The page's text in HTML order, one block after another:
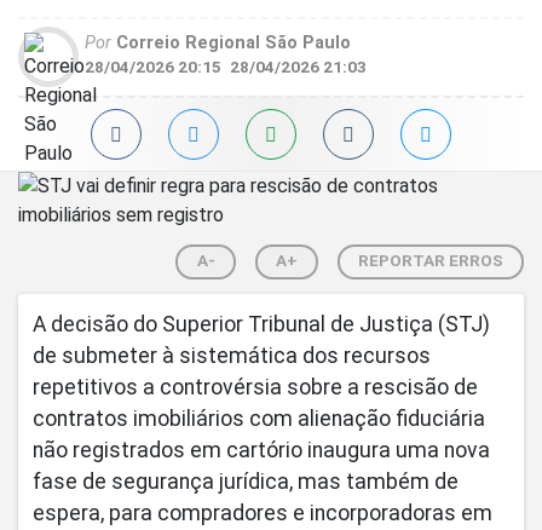
Por Correio Regional São Paulo
28/04/2026 20:15 28/04/2026 21:03
A- A+ REPORTAR ERROS
A decisão do Superior Tribunal de Justiça (STJ)
de submeter à sistemática dos recursos
repetitivos a controvérsia sobre a rescisão de
contratos imobiliários com alienação fiduciária
não registrados em cartório inaugura uma nova
fase de segurança jurídica, mas também de
espera, para compradores e incorporadoras em